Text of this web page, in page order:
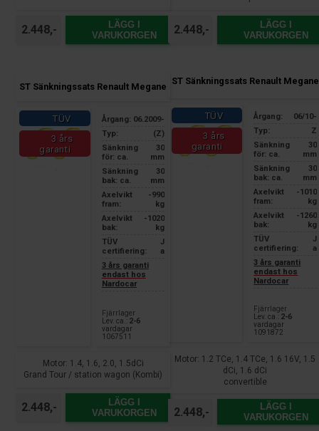
2.448,-
LÄGG I
VARUKORGEN
2.448,-
LÄGG I
VARUKORGEN
ST Sänkningssats Renault Megane
TÜV
3 års
garanti
Årgang: 06.2009-
Typ:
(Z)
Sänkning
för: ca.
30
mm
Sänkning
bak: ca.
30
mm
Axelvikt
fram:
-990
kg
Axelvikt
bak:
-1020
kg
TÜV
certifiering:
J
a
3 års garanti
endast hos
Nardocar
Fjärrlager
Lev. ca.:
2-6
vardagar
1067511
Motor: 1.4, 1.6, 2.0, 1.5dCi
Grand Tour / station wagon (Kombi)
2.448,-
LÄGG I
VARUKORGEN
ST Sänkningssats Renault Megane
TÜV
3 års
garanti
Årgang:
06/10-
Typ:
Z
Sänkning
för: ca.
30
mm
Sänkning
bak: ca.
30
mm
Axelvikt
fram:
-1010
kg
Axelvikt
bak:
-1260
kg
TÜV
certifiering:
J
a
3 års garanti
endast hos
Nardocar
Fjärrlager
Lev. ca.: 2-6
vardagar
1091872
Motor: 1.2 TCe, 1.4 TCe, 1.6 16V, 1.5
dCi, 1.6 dCi
convertible
2.448,-
LÄGG I
VARUKORGEN